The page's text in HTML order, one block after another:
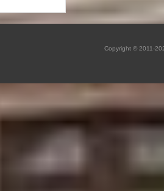
Copyright © 2011-